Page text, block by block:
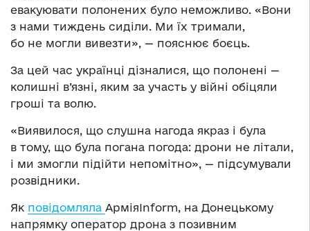
евакуювати полонених було неможливо. «Вони
з нами тиждень сиділи. Ми їх тримали,
бо не могли вивезти», — пояснює боєць.
За цей час українці дізналися, що полонені —
колишні в’язні, яким за участь у війні обіцяли
гроші та волю.
«Виявилося, що слушна нагода якраз і була
в тому, що була погана погода: дрони не літали,
і ми змогли підійти непомітно», — підсумували
розвідники.
Як повідомляла АрміяInform, на Донецькому
напрямку оператор дрона з позивним